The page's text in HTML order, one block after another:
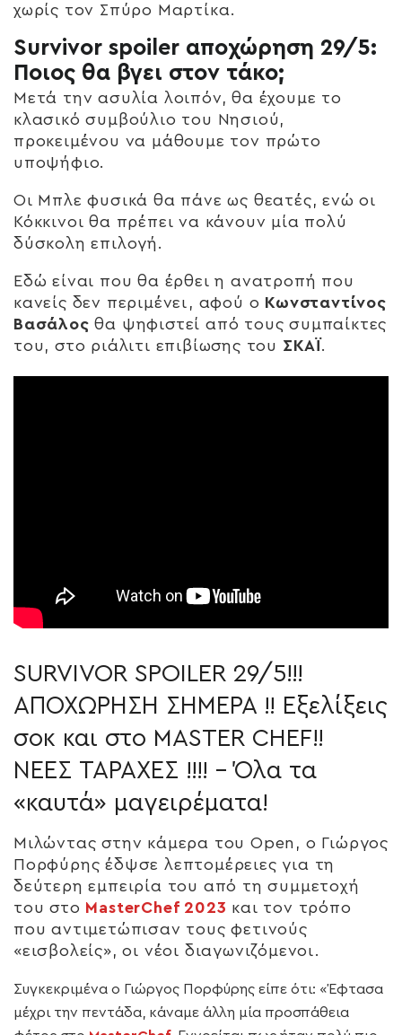
χωρίς τον Σπύρο Μαρτίκα.
Survivor spoiler αποχώρηση 29/5:
Ποιος θα βγει στον τάκο;
Μετά την ασυλία λοιπόν, θα έχουμε το
κλασικό συμβούλιο του Νησιού,
προκειμένου να μάθουμε τον πρώτο
υποψήφιο.
Οι Μπλε φυσικά θα πάνε ως θεατές, ενώ οι
Κόκκινοι θα πρέπει να κάνουν μία πολύ
δύσκολη επιλογή.
Εδώ είναι που θα έρθει η ανατροπή που
κανείς δεν περιμένει, αφού ο Κωνσταντίνος
Βασάλος θα ψηφιστεί από τους συμπαίκτες
του, στο ριάλιτι επιβίωσης του ΣΚΑΪ.
SURVIVOR SPOILER 29/5!!!
ΑΠΟΧΩΡΗΣΗ ΣΗΜΕΡΑ !! Εξελίξεις
σοκ και στο MASTER CHEF!!
ΝΕΕΣ ΤΑΡΑΧΕΣ !!!! – Όλα τα
«καυτά» μαγειρέματα!
Μιλώντας στην κάμερα του Open, ο Γιώργος
Πορφύρης έδψσε λεπτομέρειες για τη
δεύτερη εμπειρία του από τη συμμετοχή
του στο MasterChef 2023 και τον τρόπο
που αντιμετώπισαν τους φετινούς
«εισβολείς», οι νέοι διαγωνιζόμενοι.
Συγκεκριμένα ο Γιώργος Πορφύρης είπε ότι: «Έφτασα
μέχρι την πεντάδα, κάναμε άλλη μία προσπάθεια